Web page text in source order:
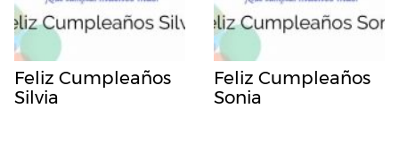
Feliz Cumpleaños
Silvia
Feliz Cumpleaños
Sonia